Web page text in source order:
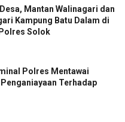
Mantan Walinagari dan
Kampung Batu Dalam di
Solok
Polres Mentawai
Terhadap